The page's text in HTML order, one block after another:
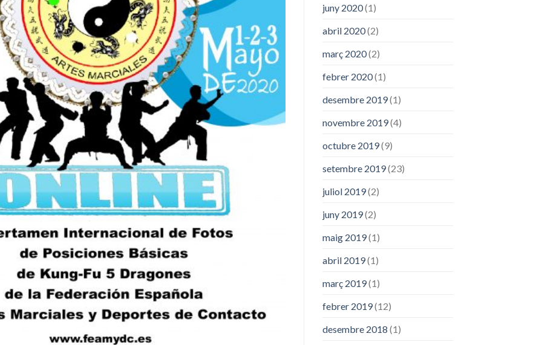
juny 2020(1)
abril 2020(2)
març 2020(2)
febrer 2020(1)
desembre 2019(1)
novembre 2019(4)
octubre 2019(9)
setembre 2019(23)
juliol 2019(2)
juny 2019(2)
maig 2019(1)
abril 2019(1)
març 2019(1)
febrer 2019(12)
desembre 2018 (1)